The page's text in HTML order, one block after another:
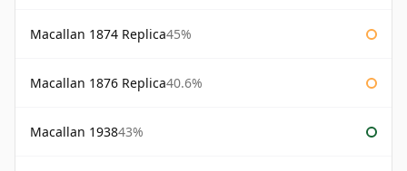
Macallan 1874 Replica45%
Macallan 1876 Replica40.6%
Macallan 193843%